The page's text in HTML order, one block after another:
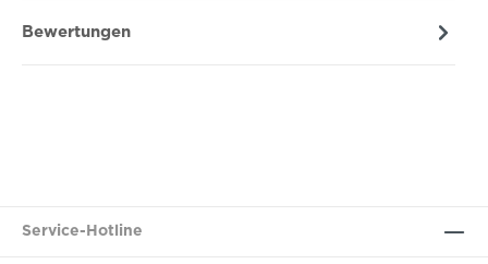
Bewertungen
Service-Hotline